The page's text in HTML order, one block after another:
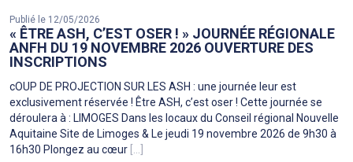
Publié le 12/05/2026
« ÊTRE ASH, C’EST OSER ! » JOURNÉE RÉGIONALE
ANFH DU 19 NOVEMBRE 2026 OUVERTURE DES
INSCRIPTIONS
cOUP DE PROJECTION SUR LES ASH : une journée leur est
exclusivement réservée ! Être ASH, c’est oser ! Cette journée se
déroulera à : LIMOGES Dans les locaux du Conseil régional Nouvelle
Aquitaine Site de Limoges & Le jeudi 19 novembre 2026 de 9h30 à
16h30 Plongez au cœur [...]